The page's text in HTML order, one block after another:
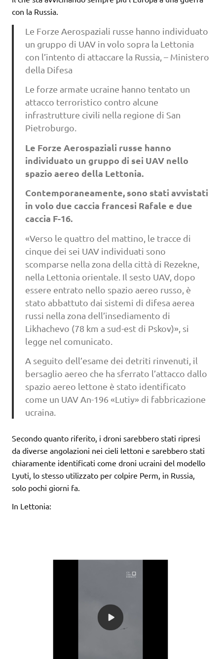
con la Russia.
Le Forze Aerospaziali russe hanno individuato
un gruppo di UAV in volo sopra la Lettonia
con l’intento di attaccare la Russia, – Ministero
della Difesa
Le forze armate ucraine hanno tentato un
attacco terroristico contro alcune
infrastrutture civili nella regione di San
Pietroburgo.
Le Forze Aerospaziali russe hanno
individuato un gruppo di sei UAV nello
spazio aereo della Lettonia.
Contemporaneamente, sono stati avvistati
in volo due caccia francesi Rafale e due
caccia F-16.
«Verso le quattro del mattino, le tracce di
cinque dei sei UAV individuati sono
scomparse nella zona della città di Rezekne,
nella Lettonia orientale. Il sesto UAV, dopo
essere entrato nello spazio aereo russo, è
stato abbattuto dai sistemi di difesa aerea
russi nella zona dell’insediamento di
Likhachevo (78 km a sud-est di Pskov)», si
legge nel comunicato.
A seguito dell’esame dei detriti rinvenuti, il
bersaglio aereo che ha sferrato l’attacco dallo
spazio aereo lettone è stato identificato
come un UAV An-196 «Lutiy» di fabbricazione
ucraina.
Secondo quanto riferito, i droni sarebbero stati ripresi
da diverse angolazioni nei cieli lettoni e sarebbero stati
chiaramente identificati come droni ucraini del modello
Lyuti, lo stesso utilizzato per colpire Perm, in Russia,
solo pochi giorni fa.
In Lettonia: